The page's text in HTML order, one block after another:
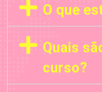
O que
Quais
curso?